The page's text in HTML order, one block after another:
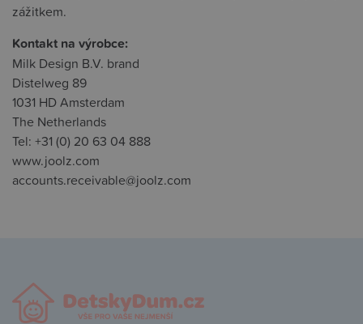
zážitkem.
Kontakt na výrobce:
Milk Design B.V. brand
Distelweg 89
1031 HD Amsterdam
The Netherlands
Tel: +31 (0) 20 63 04 888
www.joolz.com
accounts.receivable@joolz.com